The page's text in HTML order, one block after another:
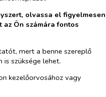
olvassa el figyelmesen
Ön számára fontos
mert a benne szereplő
is szüksége lehet.
kezelőorvosához vagy